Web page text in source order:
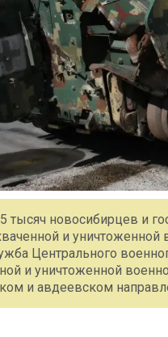
тысяч новосибирцев и
и
Центрального
и уничтоженной
и авдеевском